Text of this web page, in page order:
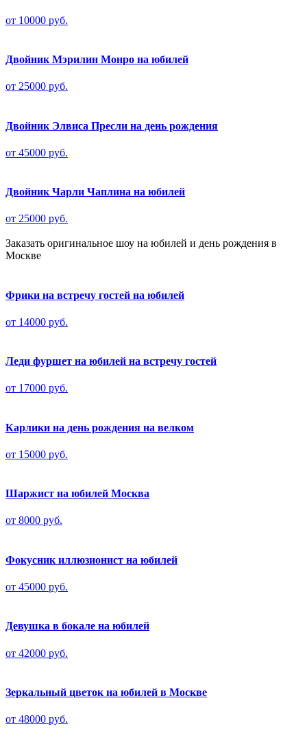
от 10000 руб.
Двойник Мэрилин Монро на юбилей
от 25000 руб.
Двойник Элвиса Пресли на день рождения
от 45000 руб.
Двойник Чарли Чаплина на юбилей
от 25000 руб.
Заказать оригинальное шоу на юбилей и день рождения в
Москве
Фрики на встречу гостей на юбилей
от 14000 руб.
Леди фуршет на юбилей на встречу гостей
от 17000 руб.
Карлики на день рождения на велком
от 15000 руб.
Шаржист на юбилей Москва
от 8000 руб.
Фокусник иллюзионист на юбилей
от 45000 руб.
Девушка в бокале на юбилей
от 42000 руб.
Зеркальный цветок на юбилей в Москве
от 48000 руб.